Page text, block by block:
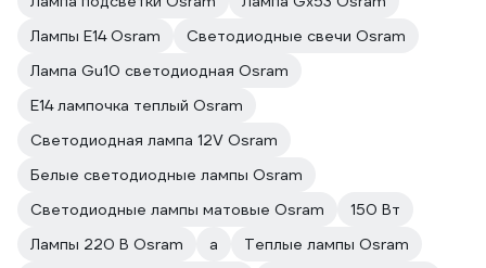
Лампы E14 Osram
Светодиодные свечи Osram
Лампа Gu10 светодиодная Osram
E14 лампочка теплый Osram
Светодиодная лампа 12V Osram
Белые светодиодные лампы Osram
Светодиодные лампы матовые Osram
150 Вт
Лампы 220 В Osram
a
Теплые лампы Osram